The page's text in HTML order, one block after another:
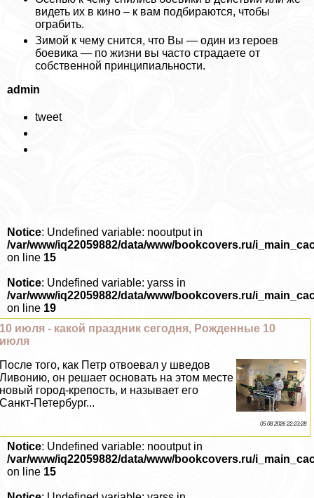
видеть их в кино – к вам подбираются, чтобы
ограбить.
Зимой к чему снится, что Вы — один из героев
боевика — по жизни вы часто страдаете от
собственной принципиальности.
admin
tweet
Notice: Undefined variable: nooutput in
/var/www/iq22059882/data/www/bookcovers.ru/
on line 15
Notice: Undefined variable: yarss in
/var/www/iq22059882/data/www/bookcovers.ru/
on line 19
10 июля - какой праздник сегодня, Рожденные 10
июля
После того, как Петр отвоевал у шведов
Ливонию, он решает основать на этом месте
новый город-крепость, и называет его
Санкт-Петербург...
05 08 2026 22:23:28
Notice: Undefined variable: nooutput in
/var/www/iq22059882/data/www/bookcovers.ru/
on line 15